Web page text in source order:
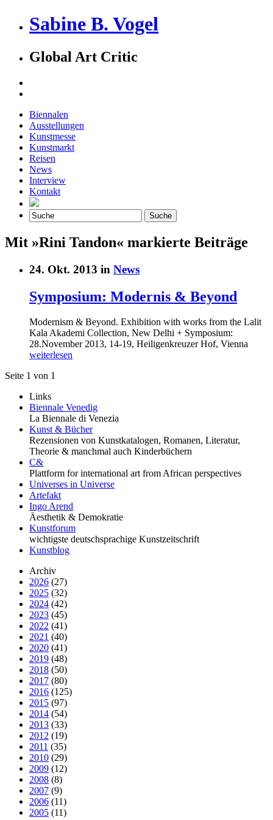
Sabine B. Vogel
Global Art Critic
Biennalen
Ausstellungen
Kunstmesse
Kunstmarkt
Reisen
News
Interview
Kontakt
Mit »Rini Tandon« markierte Beiträge
24. Okt. 2013 in News
Symposium: Modernis & Beyond
Modernism & Beyond. Exhibition with works from the Lalit
Kala Akademi Collection, New Delhi + Symposium:
28.November 2013, 14-19, Heiligenkreuzer Hof, Vienna
weiterlesen
Seite 1 von 1
Links
Biennale Venedig
La Biennale di Venezia
Kunst & Bücher
Rezensionen von Kunstkatalogen, Romanen, Literatur,
Theorie & manchmal auch Kinderbüchern
C&
Plattform for international art from African perspectives
Universes in Universe
Artefakt
Ingo Arend
Äesthetik & Demokratie
Kunstforum
wichtigste deutschsprachige Kunstzeitschrift
Kunstblog
Archiv
2026 (27)
2025 (32)
2024 (42)
2023 (45)
2022 (41)
2021 (40)
2020 (41)
2019 (48)
2018 (50)
2017 (80)
2016 (125)
2015 (97)
2014 (54)
2013 (33)
2012 (19)
2011 (35)
2010 (29)
2009 (12)
2008 (8)
2007 (9)
2006 (11)
2005 (11)